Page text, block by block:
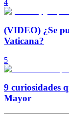
4
(VIDEO) ¿Se
Vaticana?
5
9 curiosidades
Mayor